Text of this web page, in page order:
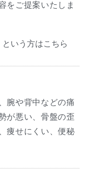
をご提案いたしま
いう方はこちら
腕や背中などの痛
が悪い、骨盤の歪
痩せにくい、便秘